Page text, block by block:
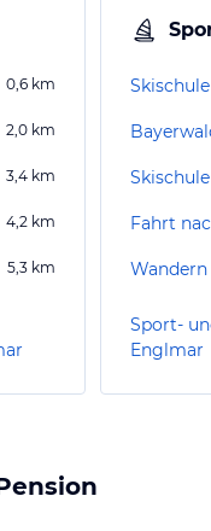
0,6 km
2,0 km
3,4 km
4,2 km
5,3 km
Fahrt
Sport-
Englmar